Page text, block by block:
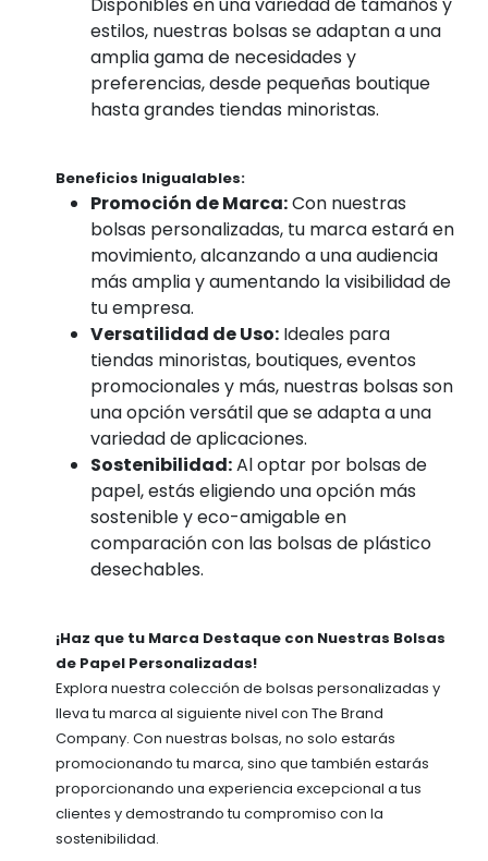
estilos, nuestras bolsas se adaptan a una
amplia gama de necesidades y
preferencias, desde pequeñas boutique
hasta grandes tiendas minoristas.
Beneficios Inigualables:
Promoción de Marca:Con nuestras
bolsas personalizadas, tu marca estará en
movimiento, alcanzando a una audiencia
más amplia y aumentando la visibilidad de
tu empresa.
Versatilidad de Uso: Ideales para
tiendas minoristas, boutiques, eventos
promocionales y más, nuestras bolsas son
una opción versátil que se adapta a una
variedad de aplicaciones.
Sostenibilidad:Al optar por bolsas de
papel, estás eligiendo una opción más
sostenible y eco-amigable en
comparación con las bolsas de plástico
desechables.
¡Haz que tu Marca Destaque con Nuestras Bolsas
de Papel Personalizadas!
Explora nuestra colección de bolsas personalizadas y
lleva tu marca al siguiente nivel con The Brand
Company. Con nuestras bolsas, no solo estarás
promocionando tu marca, sino que también estarás
proporcionando una experiencia excepcional a tus
clientes y demostrando tu compromiso con la
sostenibilidad.